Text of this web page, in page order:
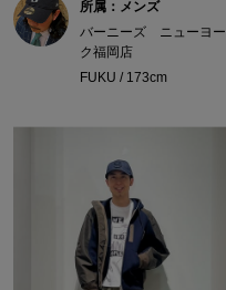
所属：メンズ
バーニーズ ニューヨー
ク福岡店
FUKU / 173cm